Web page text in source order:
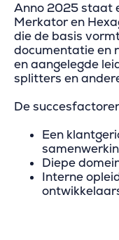
Anno 2025 staat
Merkator en
die de basis
documentatie en
en aangelegde
splitters en
De
Een
Diepe
Interne